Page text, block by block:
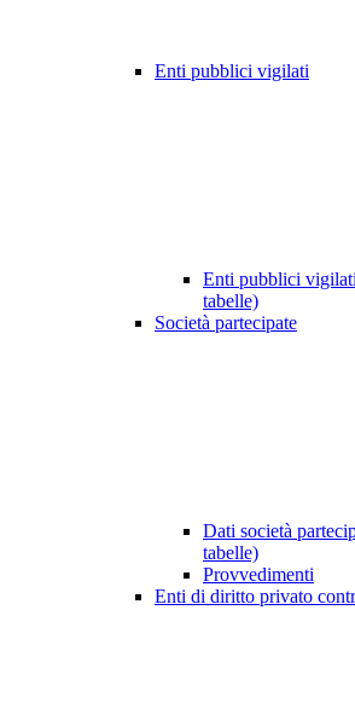
Enti pubblici vigilati
Enti pubblici
tabelle)
Società partecipate
Dati società
tabelle)
Provvedimenti
Enti di diritto privato